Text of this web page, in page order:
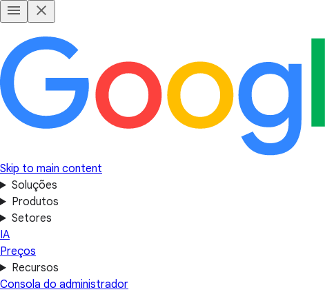
Skip to main content
Soluções
Produtos
Setores
IA
Preços
Recursos
Consola do administrador